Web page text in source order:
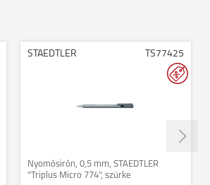
STAEDTLER TS77425
Nyomósirón, 0,5 mm, STAEDTLER
"Triplus Micro 774", szürke